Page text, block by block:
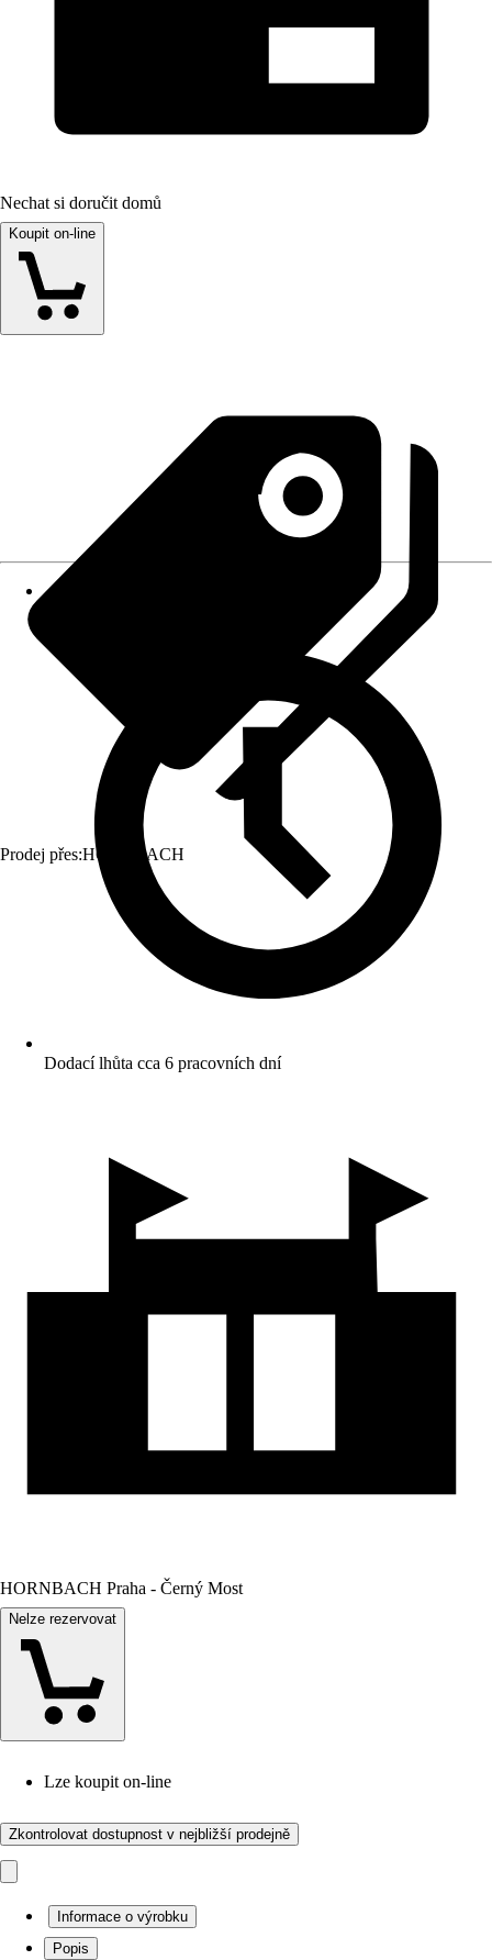
Nechat si doručit domů
Koupit on-line
Prodej přes:HORNBACH
Dodací lhůta cca 6 pracovních dní
HORNBACH Praha - Černý Most
Nelze rezervovat
Lze koupit on-line
Zkontrolovat dostupnost v nejbližší prodejně
Informace o výrobku
Popis